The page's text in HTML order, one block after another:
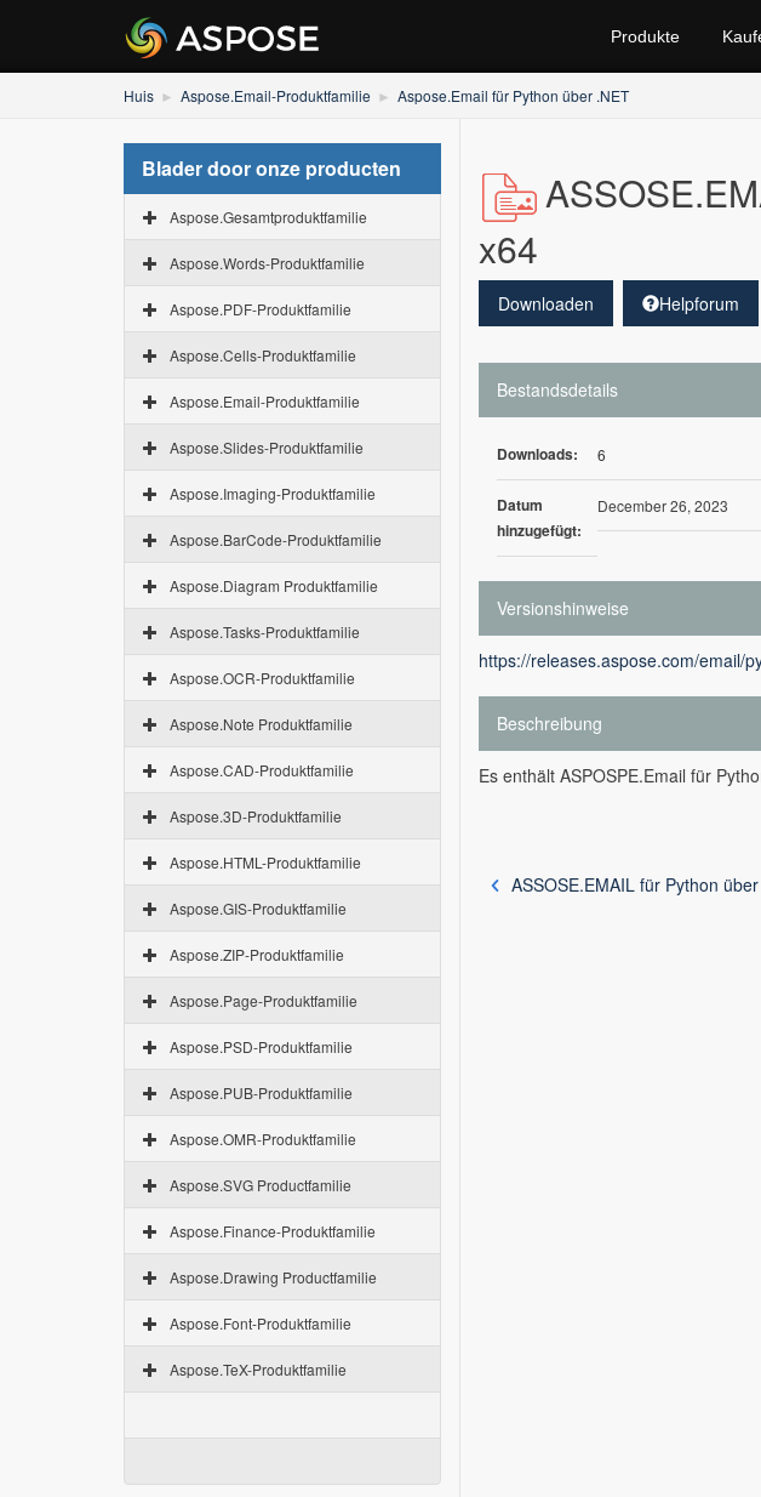
Produkte
Huis Aspose.Email-Produktfamilie Aspose.Email für Python über .NET
Blader door onze producten
Aspose.Gesamtproduktfamilie
Aspose.Words-Produktfamilie
Aspose.PDF-Produktfamilie
Aspose.Cells-Produktfamilie
Aspose.Email-Produktfamilie
Aspose.Slides-Produktfamilie
Aspose.Imaging-Produktfamilie
Aspose.BarCode-Produktfamilie
Aspose.Diagram Produktfamilie
Aspose.Tasks-Produktfamilie
Aspose.OCR-Produktfamilie
Aspose.Note Produktfamilie
Aspose.CAD-Produktfamilie
Aspose.3D-Produktfamilie
Aspose.HTML-Produktfamilie
Aspose.GIS-Produktfamilie
Aspose.ZIP-Produktfamilie
Aspose.Page-Produktfamilie
Aspose.PSD-Produktfamilie
Aspose.PUB-Produktfamilie
Aspose.OMR-Produktfamilie
Aspose.SVG Productfamilie
Aspose.Finance-Produktfamilie
Aspose.Drawing Productfamilie
Aspose.Font-Produktfamilie
Aspose.TeX-Produktfamilie
x64
Downloaden Helpforum
Bestandsdetails
Downloads: 6
Datum
hinzugefügt:
December 26, 2023
Versionshinweise
https://releases.aspose.com/email/
Beschreibung
Es enthält ASPOSPE.Email für
ASSOSE.EMAIL für Python